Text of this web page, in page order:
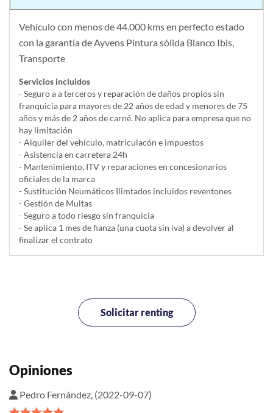
Vehículo con menos de 44.000 kms en perfecto estado
con la garantía de Ayvens Pintura sólida Blanco Ibis,
Transporte
Servicios incluidos
- Seguro a a terceros y reparación de daños propios sin
franquicia para mayores de 22 años de edad y menores de 75
años y más de 2 años de carné. No aplica para empresa que no
hay limitación
- Alquiler del vehí­culo, matriculacón e impuestos
- Asistencia en carretera 24h
- Mantenimiento, ITV y reparaciones en concesionarios
oficiales de la marca
- Sustitución Neumáticos Ilimtados incluidos reventones
- Gestión de Multas
- Seguro a todo riesgo sin franquicia
- Se aplica 1 mes de fianza (una cuota sin iva) a devolver al
finalizar el contrato
Solicitar renting
Opiniones
Pedro Fernández, (2022-09-07)